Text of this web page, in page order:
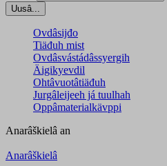
Uusâ...
Ovdâsijđo
Tiäđuh mist
Ovdâsvástádâssyergih
Äigikyevdil
Ohtâvuotâtiäđuh
Jurgâleijeeh já tuulhah
Oppâmaterialkävppi
Anarâškielâ an
Anarâškielâ